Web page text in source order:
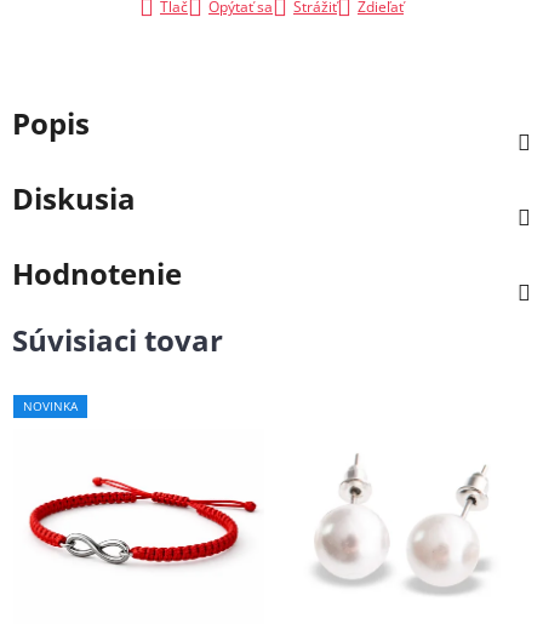
Tlač Opýtať sa Strážiť Zdieľať
Popis
Diskusia
Hodnotenie
Súvisiaci tovar
5,0
5
NOVINKA